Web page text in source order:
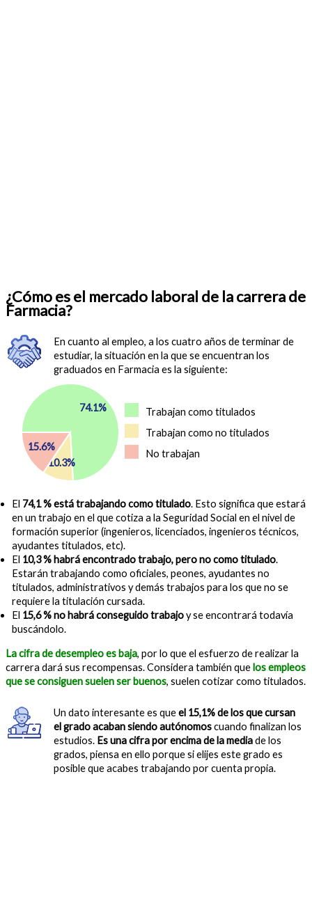
¿Cómo es el mercado laboral de la carrera de
Farmacia?
En cuanto al empleo, a los cuatro años de terminar de
estudiar, la situación en la que se encuentran los
graduados en Farmacia es la siguiente:
Trabajan como titulados
Trabajan como no titulados
No trabajan
74.1%
10.3%
15.6%
El 74,1 % está trabajando como titulado. Esto significa que estará
en un trabajo en el que cotiza a la Seguridad Social en el nivel de
formación superior (ingenieros, licenciados, ingenieros técnicos,
ayudantes titulados, etc).
El 10,3 % habrá encontrado trabajo, pero no como titulado.
Estarán trabajando como oficiales, peones, ayudantes no
titulados, administrativos y demás trabajos para los que no se
requiere la titulación cursada.
El 15,6 % no habrá conseguido trabajoy se encontrará todavía
buscándolo.
La cifra de desempleo es baja, por lo que el esfuerzo de realizar la
carrera dará sus recompensas. Considera también quelos empleos
que se consiguen suelen ser buenos, suelen cotizar como titulados.
Un dato interesante es queel 15,1% de los que cursan
el grado acaban siendo autónomoscuando finalizan los
estudios. Es una cifra por encima de la mediade los
grados, piensa en ello porque si elijes este grado es
posible que acabes trabajando por cuenta propia.